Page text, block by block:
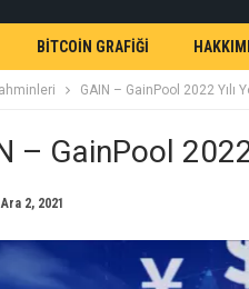
BİTCOİN GRAFİĞİ
GAIN – GainPool 2022 Yılı
– GainPool
Ara 2, 2021